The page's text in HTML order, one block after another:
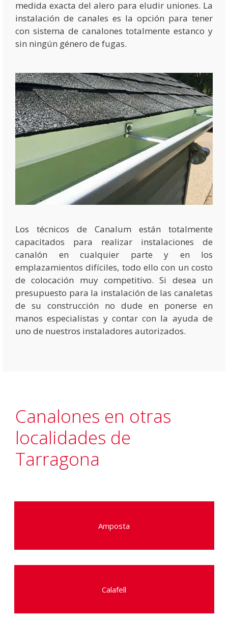
medida exacta del alero para eludir uniones. La
instalación de canales es la opción para tener
con sistema de canalones totalmente estanco y
sin ningún género de fugas.
Los técnicos de Canalum están totalmente
capacitados para realizar instalaciones de
canalón en cualquier parte y en los
emplazamientos difíciles, todo ello con un costo
de colocación muy competitivo. Si desea un
presupuesto para la instalación de las canaletas
de su construcción no dude en ponerse en
manos especialistas y contar con la ayuda de
uno de nuestros instaladores autorizados.
Canalones en otras
localidades de
Tarragona
Amposta
Calafell